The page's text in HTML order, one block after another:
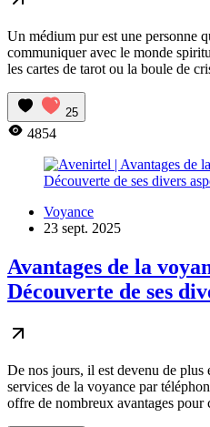
Un médium pur est une personne
communiquer avec le monde
les cartes de tarot ou la boule de
25
4854
Voyance
23 sept. 2025
Avantages de la
Découverte de ses
De nos jours, il est devenu de
services de la voyance par
offre de nombreux avantages pour